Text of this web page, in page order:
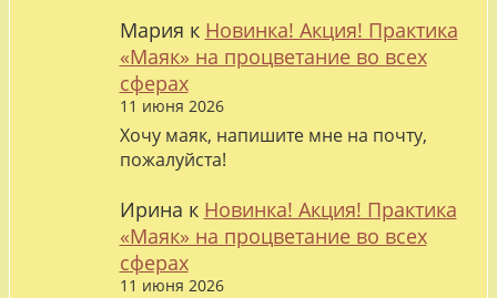
Мария к Новинка! Акция! Практика
«Маяк» на процветание во всех
сферах
11 июня 2026
Хочу маяк, напишите мне на почту,
пожалуйста!
Ирина к Новинка! Акция! Практика
«Маяк» на процветание во всех
сферах
11 июня 2026